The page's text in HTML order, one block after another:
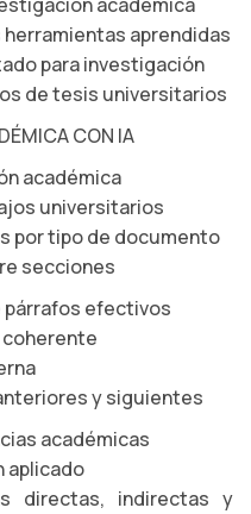
herramientas aprendidas
para investigación
de tesis universitarios
CON IA
académica
universitarios
por tipo de documento
secciones
párrafos efectivos
coherente
y siguientes
académicas
aplicado
directas, indirectas y